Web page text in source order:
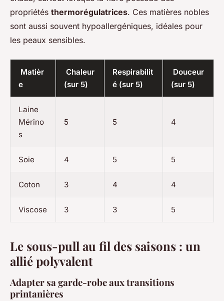
propriétés thermorégulatrices. Ces matières nobles
sont aussi souvent hypoallergéniques, idéales pour
les peaux sensibles.
Matièr
e
Chaleur
(sur 5)
Respirabilit
é (sur 5)
Douceur
(sur 5)
Laine
Mérino
s
5 5 4
Soie 4 5 5
Coton 3 4 4
Viscose 3 3 5
Le sous-pull au fil des saisons : un
allié polyvalent
Adapter sa garde-robe aux transitions
printanières